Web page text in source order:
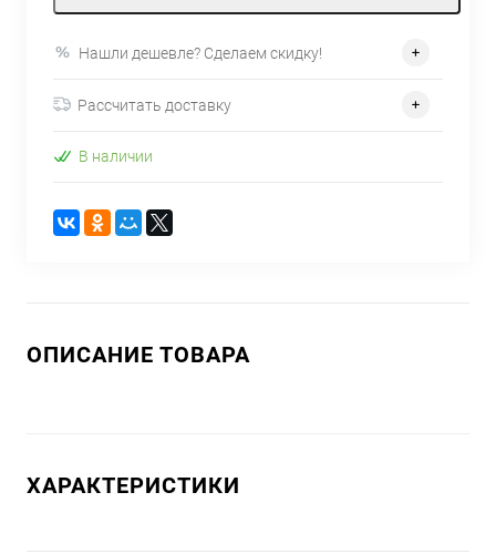
Нашли дешевле? Сделаем скидку!
Рассчитать доставку
В наличии
ОПИСАНИЕ ТОВАРА
ХАРАКТЕРИСТИКИ